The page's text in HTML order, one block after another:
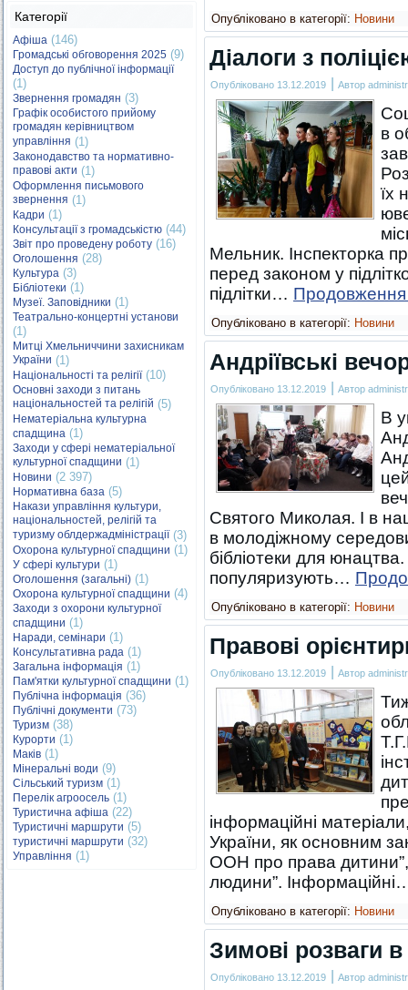
Категорії
Афіша (146)
Громадські обговорення 2025 (9)
Доступ до публічної інформації
(1)
Звернення громадян (3)
Графік особистого прийому
громадян керівництвом
управління (1)
Законодавство та нормативно-
правові акти (1)
Оформлення письмового
звернення (1)
Кадри (1)
Консультації з громадськістю (44)
Звіт про проведену роботу (16)
Оголошення (28)
Культура (3)
Бібліотеки (1)
Музеї. Заповідники (1)
Театрально-концертні установи
(1)
Митці Хмельниччини захисникам
України (1)
Національності та релігії(10)
Основні заходи з питань
національностей та релігій (5)
Нематеріальна культурна
спадщина (1)
Заходи у сфері нематеріальної
культурної спадщини (1)
Новини (2 397)
Нормативна база (5)
Накази управління культури,
національностей, релігій та
туризму облдержадміністрації(3)
Охорона культурної спадщини (1)
У сфері культури (1)
Оголошення (загальні) (1)
Охорона культурної спадщини (4)
Заходи з охорони культурної
спадщини (1)
Наради, семінари (1)
Консультативна рада (1)
Загальна інформація (1)
Пам'ятки культурної спадщини (1)
Публічна інформація (36)
Публічні документи (73)
Туризм (38)
Курорти (1)
Маків (1)
Мінеральні води (9)
Сільський туризм (1)
Перелік агроосель (1)
Туристична афіша (22)
Туристичні маршрути (5)
туристичні маршрути (32)
Управління (1)
Опубліковано в категорії: Новини
Діалоги з
Опубліковано 13.12.2019 | Автор
в
їх
Мельник. Інспекторка
перед законом у
підлітки…
Опубліковано в категорії: Новини
Андріївські
Опубліковано 13.12.2019 | Автор
В
Святого Миколая. І в
в молодіжному
бібліотеки для юнацтва.
популяризують…
Опубліковано в категорії: Новини
Правові
Опубліковано 13.12.2019 | Автор
інформаційні
України, як основним
ООН про права
людини”.
Опубліковано в категорії: Новини
Зимові розваги в
Опубліковано 13.12.2019 | Автор